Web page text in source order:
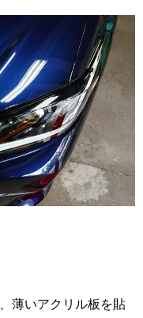
薄いアクリル板を貼